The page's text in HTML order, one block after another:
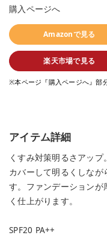
購入ページへ
Amazonで見る
楽天市場で見る
※本ページ『購入ページへ』部
アイテム詳細
くすみ対策明るさアッ
カバーして明るくしな
す。ファンデーションが
く仕上がります。
SPF20 PA++